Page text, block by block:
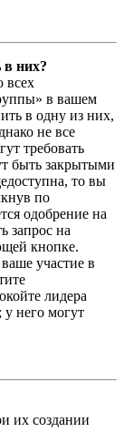
в них?
всех
в вашем
в одну из них,
не все
требовать
быть закрытыми
то вы
по
одобрение на
запрос на
кнопке.
участие в
лидера
него могут
их создании